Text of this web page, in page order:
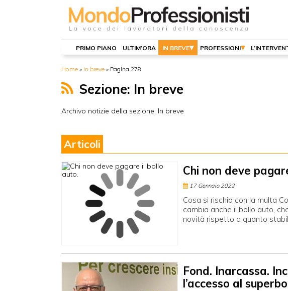
PRIMO PIANO ULTIM’ORA IN BREVE PROFESSIONI
Home » In breve » Pagina 278
Sezione: In breve
Archivo notizie della sezione: In breve
Articoli
Chi non deve
17 Gennaio 2022
Cosa si rischia con la multa
cambia anche il bollo auto,
novità rispetto a quanto
Fond. Inarcassa.
l’accesso al